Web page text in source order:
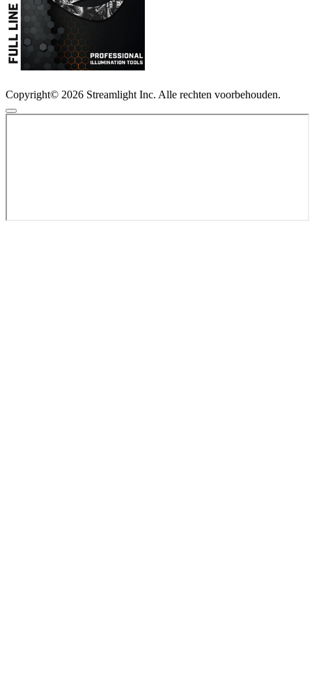
Copyright© 2026 Streamlight Inc. Alle rechten voorbehouden.